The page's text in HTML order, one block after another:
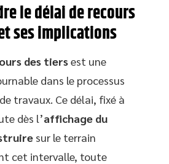
le délai de recours
ses implications
des tiersest une
dans le processus
travaux. Ce délai, fixé à
dès l’affichage du
sur le terrain
cet intervalle, toute